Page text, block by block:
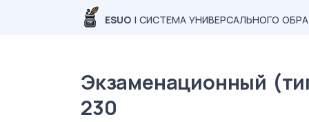
ESUO | СИСТЕМА УНИВЕРСАЛЬНОГО
Экзаменационный
230